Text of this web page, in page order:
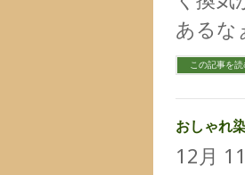
ある
この記事を読
おしゃれ
12月